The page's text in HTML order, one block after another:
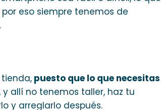
eso siempre tenemos de
puesto que lo que necesitas
y allí no tenemos taller, haz tu
y arreglarlo después.